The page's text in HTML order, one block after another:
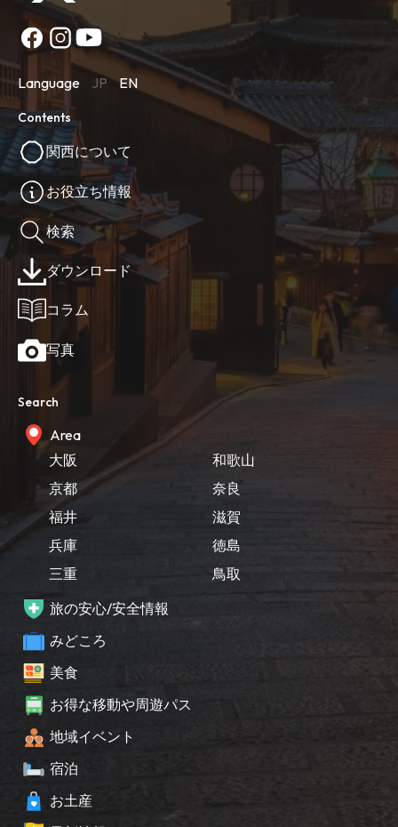
Language JP EN
Contents
関西について
お役立ち情報
検索
ダウンロード
コラム
写真
Search
Area
大阪
京都
福井
兵庫
三重
和歌山
奈良
滋賀
徳島
鳥取
旅の安心/安全情報
みどころ
美食
お得な移動や周遊パス
地域イベント
宿泊
お土産